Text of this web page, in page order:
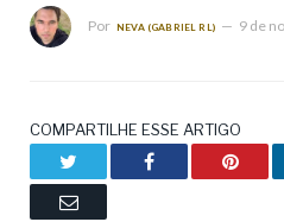
Por NEVA (GABRIEL RL) 9 de
COMPARTILHE ESSE ARTIGO
Facebook
Email